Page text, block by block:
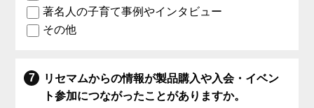
著名人の子育て事例やインタビュー
その他
リセマムからの情報が製品購入や入会・イベン
ト参加につながったことがありますか。